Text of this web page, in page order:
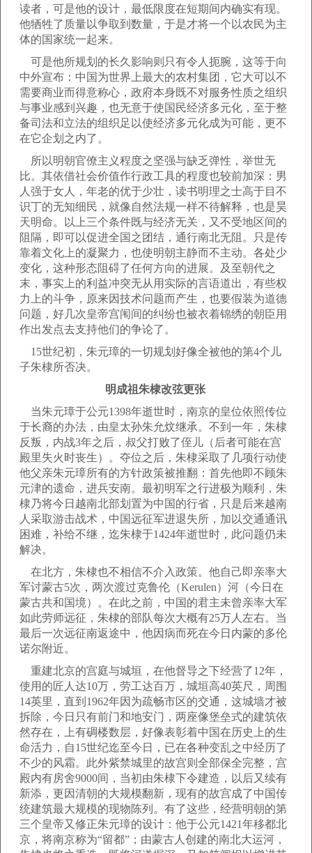
读者，可是他的设计，最低限度在短期间内确实有现。
他牺牲了质量以争取到数量，于是才将一个以农民为主
体的国家统一起来。
可是他所规划的长久影响则只有令人扼腕，这等于向
中外宣布：中国为世界上最大的农村集团，它大可以不
需要商业而得意称心，政府本身既不对服务性质之组织
与事业感到兴趣，也无意于使国民经济多元化，至于整
备司法和立法的组织足以使经济多元化成为可能，更不
在它企划之内了。
所以明朝官僚主义程度之坚强与缺乏弹性，举世无
比。其依借社会价值作行政工具的程度也较前加深：男
人强于女人，年老的优于少壮，读书明理之士高于目不
识丁的无知细民，就像自然法规一样不待解释，也是昊
天明命。以上三个条件既与经济无关，又不受地区间的
阻隔，即可以促进全国之团结，通行南北无阻。只是传
靠着文化上的凝聚力，也使明朝主静而不主动。各处少
变化，这种形态阻碍了任何方向的进展。及至朝代之
末，事实上的利益冲突无从用实际的言语道出，有些权
力上的斗争，原来因技术问题而产生，也要假装为道德
问题，好几次皇帝宫闱间的纠纷也被衣着锦绣的朝臣用
作出发点去支持他们的争论了。
15世纪初，朱元璋的一切规划好像全被他的第4个儿
子朱棣所否决。
明成祖朱棣改弦更张
当朱元璋于公元1398年逝世时，南京的皇位依照传位
于长裔的办法，由皇太孙朱允炆继承。不到一年，朱棣
反叛，内战3年之后，叔父打败了侄儿（后者可能在宫
殿里失火时丧生）。夺位之后，朱棣采取了几项行动使
他父亲朱元璋所有的方针政策被推翻：首先他即不顾朱
元津的遗命，进兵安南。最初明军之行进极为顺利，朱
棣乃将今日越南北部划置为中国的行省，只是后来越南
人采取游击战术，中国远征军进退失所，加以交通通讯
困难，补给不继，迄朱棣于1424年逝世时，此问题仍未
解决。
在北方，朱棣也不相信不介入政策。他自己即亲率大
军讨蒙古5次，两次渡过克鲁伦（Kerulen）河（今日在
蒙古共和国境）。在此之前，中国的君主未曾亲率大军
如此劳师远征，朱棣的部队每次大概有25万人左右。当
最后一次远征南返途中，他因病而死在今日内蒙的多伦
诺尔附近。
重建北京的宫庭与城垣，在他督导之下经营了12年，
使用的匠人达10万，劳工达百万，城垣高40英尺，周围
14英里，直到1962年因为疏畅市区的交通，这城墙才被
拆除，今日只有前门和地安门，两座像堡垒式的建筑依
然存在，上有碉楼数层，好像表彰着中国在历史上的生
命活力，自15世纪迄至今日，已在各种变乱之中经历了
不少的风霜。此外紫禁城里的故宫则全部保全完整，宫
殿内有房舍9000间，当初由朱棣下令建造，以后又续有
新添，更因清朝的大规模翻新，现有的故宫成了中国传
统建筑最大规模的现物陈列。有了这些，经营明朝的第
三个皇帝又修正朱元璋的设计：他于公元1421年移都北
京，将南京称为“留都”；由蒙古人创建的南北大运河，